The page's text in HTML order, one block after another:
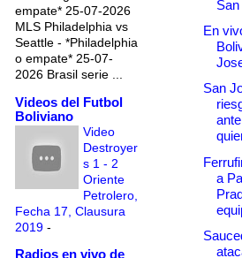
empate* 25-07-2026
MLS Philadelphia vs
Seattle - *Philadelphia
o empate* 25-07-
2026 Brasil serie ...
Videos del Futbol
Boliviano
Video
Destroyer
s 1 - 2
Oriente
Petrolero,
Fecha 17, Clausura
2019 -
Radios en vivo de
En
San
a